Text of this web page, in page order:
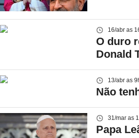
16/abr as
O duro
Donald
13/abr as
Não
31/mar as
Papa